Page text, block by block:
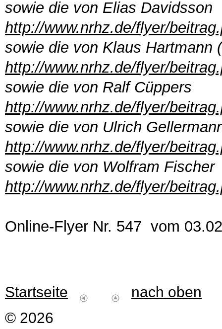
sowie die von Elias Davidsson
http://www.nrhz.de/flyer/
sowie die von Klaus Hartmann
http://www.nrhz.de/flyer/
sowie die von Ralf Cüppers
http://www.nrhz.de/flyer/
sowie die von Ulrich
http://www.nrhz.de/flyer/
sowie die von Wolfram Fischer
http://www.nrhz.de/flyer/
Online-Flyer Nr. 547 vom
Startseite
nach oben
© 2026